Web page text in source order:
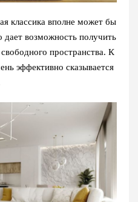
классика вполне может бы
дает возможность получить
пространства. К
эффективно сказывается